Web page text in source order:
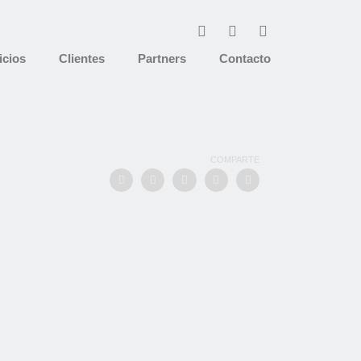
Clientes Partners Contacto
COMPARTE